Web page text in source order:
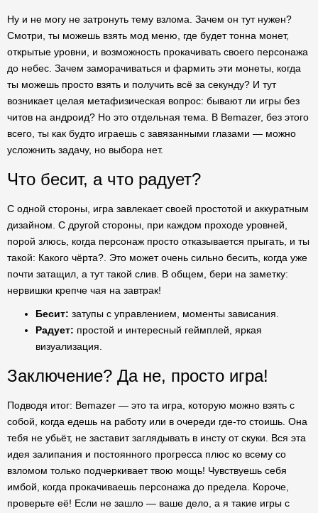
Ну и не могу не затронуть тему взлома. Зачем он тут нужен?
Смотри, ты можешь взять мод меню, где будет тонна монет,
открытые уровни, и возможность прокачивать своего персонажа
до небес. Зачем заморачиваться и фармить эти монеты, когда
ты можешь просто взять и получить всё за секунду? И тут
возникает целая метафизическая вопрос: бывают ли игры без
читов на андроид? Но это отдельная тема. В Bemazer, без этого
всего, ты как будто играешь с завязанными глазами — можно
усложнить задачу, но выбора нет.
Что бесит, а что радует?
С одной стороны, игра завлекает своей простотой и аккуратным
дизайном. С другой стороны, при каждом проходе уровней,
порой злюсь, когда персонаж просто отказывается прыгать, и ты
такой: Какого чёрта?. Это может очень сильно бесить, когда уже
почти затащил, а тут такой слив. В общем, бери на заметку:
нервишки крепче чая на завтрак!
Бесит: затупы с управлением, моменты зависания.
Радует: простой и интересный геймплей, яркая
визуализация.
Заключение? Да не, просто игра!
Подводя итог: Bemazer — это та игра, которую можно взять с
собой, когда едешь на работу или в очереди где-то стоишь. Она
тебя не убьёт, не заставит заглядывать в инсту от скуки. Вся эта
идея залипания и постоянного прогресса плюс ко всему со
взломом только подчеркивает твою мощь! Чувствуешь себя
имбой, когда прокачиваешь персонажа до предела. Короче,
проверьте её! Если не зашло — ваше дело, а я такие игры с